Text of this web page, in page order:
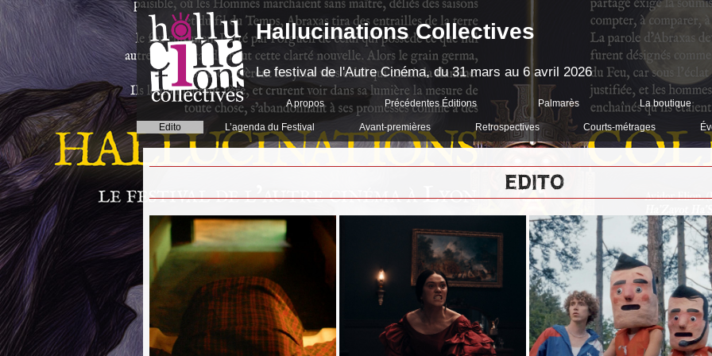
Hallucinations Collectives
Le festival de l'Autre Cinéma, du 31 mars au 6 avril 2026
A propos Précédentes Éditions Palmarès La boutique
Edito L’agenda du Festival Avant-premières Retrospectives Courts-métrages
EDITO